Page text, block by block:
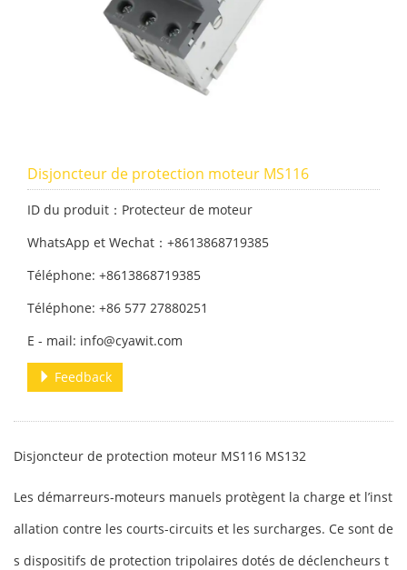
Disjoncteur de protection moteur MS116
ID du produit：Protecteur de moteur
WhatsApp et Wechat：+8613868719385
Téléphone: +8613868719385
Téléphone: +86 577 27880251
E - mail: info@cyawit.com
Feedback
Disjoncteur de protection moteur MS116 MS132
Les démarreurs-moteurs manuels protègent la charge et l’inst
allation contre les courts-circuits et les surcharges. Ce sont de
s dispositifs de protection tripolaires dotés de déclencheurs t